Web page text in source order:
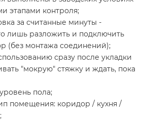
этапами контроля;
за считанные минуты -
лишь разложить и подключить
(без монтажа соединений);
сразу после укладки
"мокрую" стяжку и ждать, пока
пола;
помещения: коридор / кухня /